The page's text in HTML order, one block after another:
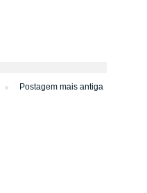
Postagem mais antiga